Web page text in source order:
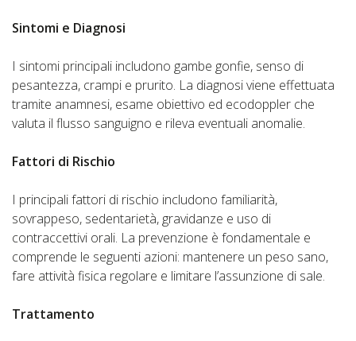
Sintomi e Diagnosi
I sintomi principali includono gambe gonfie, senso di
pesantezza, crampi e prurito. La diagnosi viene effettuata
tramite anamnesi, esame obiettivo ed ecodoppler che
valuta il flusso sanguigno e rileva eventuali anomalie.
Fattori di Rischio
I principali fattori di rischio includono familiarità,
sovrappeso, sedentarietà, gravidanze e uso di
contraccettivi orali. La prevenzione è fondamentale e
comprende le seguenti azioni: mantenere un peso sano,
fare attività fisica regolare e limitare l’assunzione di sale.
Trattamento